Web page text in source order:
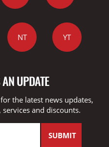
NT YT
UPDATE
the latest news updates,
and discounts.